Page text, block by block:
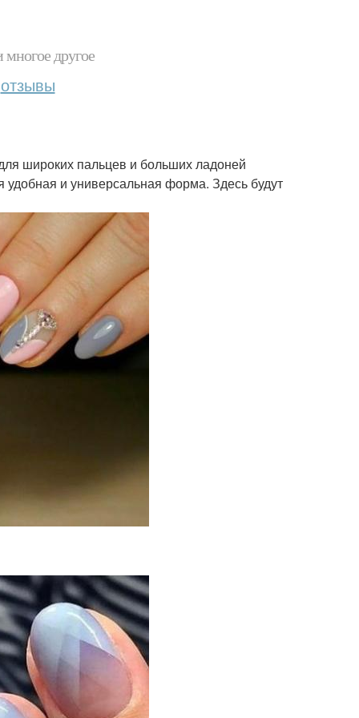
другое
отзывы
широких пальцев и больших ладоней
удобная и универсальная форма. Здесь будут